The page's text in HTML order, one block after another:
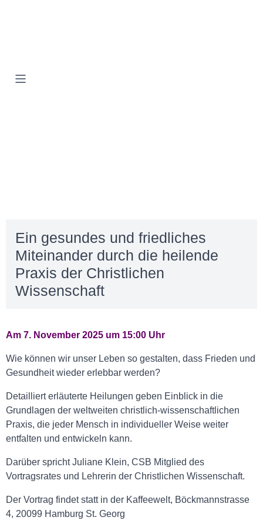
Ein gesundes und friedliches
Miteinander durch die heilende
Praxis der Christlichen
Wissenschaft
Am 7. November 2025 um 15:00 Uhr
Wie können wir unser Leben so gestalten, dass Frieden und
Gesundheit wieder erlebbar werden?
Detailliert erläuterte Heilungen geben Einblick in die
Grundlagen der weltweiten christlich-wissenschaftlichen
Praxis, die jeder Mensch in individueller Weise weiter
entfalten und entwickeln kann.
Darüber spricht Juliane Klein, CSB Mitglied des
Vortragsrates und Lehrerin der Christlichen Wissenschaft.
Der Vortrag findet statt in der Kaffeewelt, Böckmannstrasse
4, 20099 Hamburg St. Georg